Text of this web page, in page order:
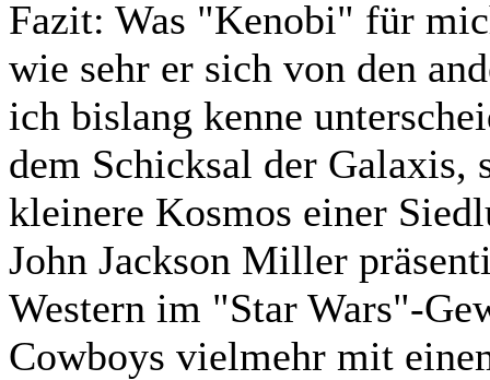
Fazit: Was "Kenobi" für
wie sehr er sich von den
ich bislang kenne
dem Schicksal der
kleinere Kosmos einer
John Jackson Miller
Western im "Star Wars"-
Cowboys vielmehr mit